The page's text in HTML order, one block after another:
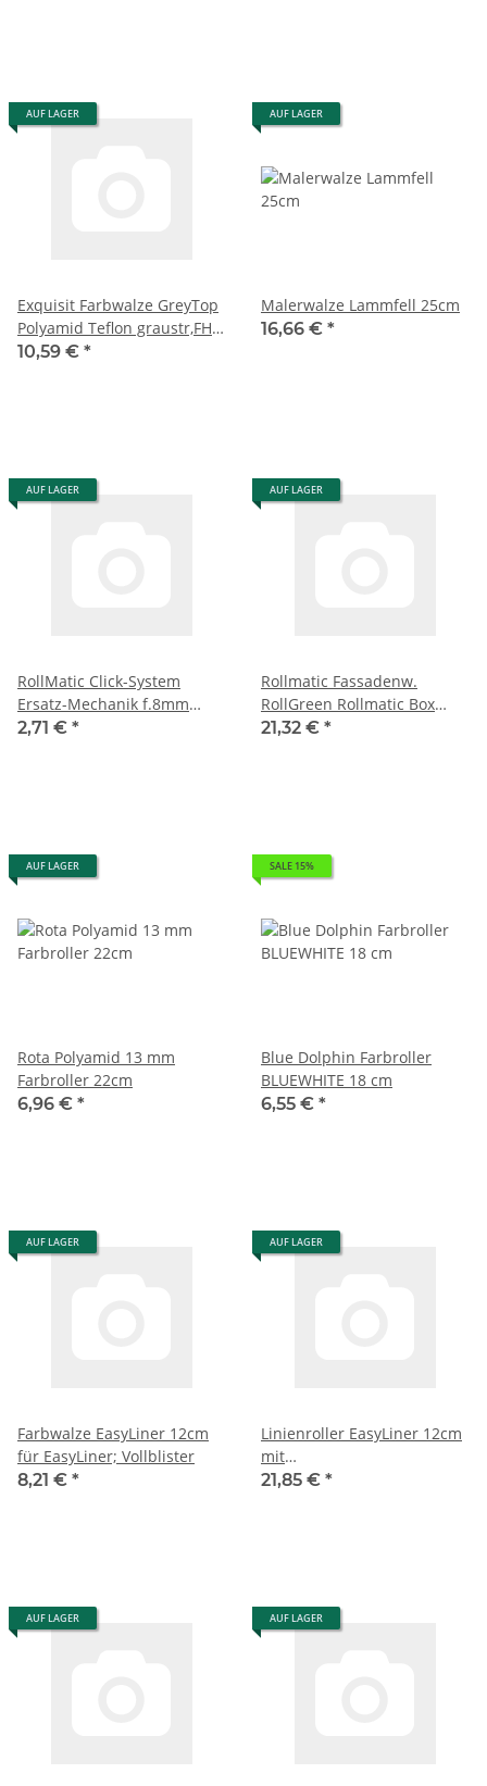
AUF LAGER
Exquisit Farbwalze GreyTop
Polyamid Teflon graustr,FH
18m
10,59 € *
AUF LAGER
Malerwalze Lammfell 25cm
16,66 € *
AUF LAGER
RollMatic Click-System
Ersatz-Mechanik f.8mm
Bügel
2,71 € *
AUF LAGER
Rollmatic Fassadenw.
RollGreen Rollmatic Box
konisch Ø95
21,32 € *
AUF LAGER
Rota Polyamid 13 mm
Farbroller 22cm
6,96 € *
SALE 15%
Blue Dolphin Farbroller
BLUEWHITE 18 cm
6,55 € *
AUF LAGER
Farbwalze EasyLiner 12cm
für EasyLiner; Vollblister
8,21 € *
AUF LAGER
Linienroller EasyLiner 12cm
mit
Randbegrenzung;Vollblister
21,85 € *
AUF LAGER AUF LAGER